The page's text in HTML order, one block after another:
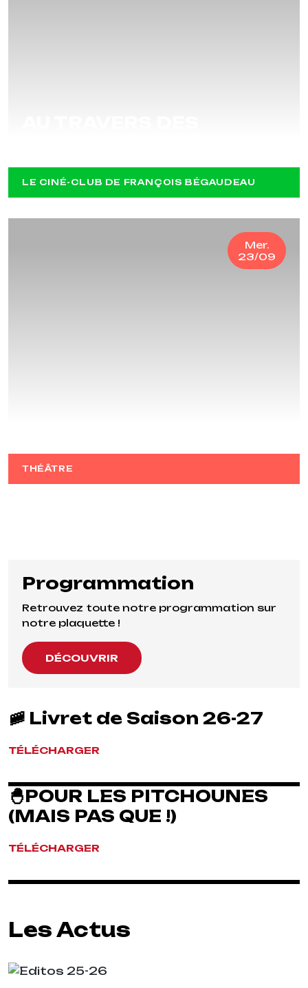
LE CINÉ-CLUB DE FRANÇOIS BÉGAUDEAU
Mer.
23/09
THÉÂTRE
Programmation
Retrouvez toute notre programmation sur
notre plaquette !
DÉCOUVRIR
🚞 Livret de Saison 26-27
TÉLÉCHARGER
​🐣​POUR LES PITCHOUNES
(MAIS PAS QUE !)
TÉLÉCHARGER
Les Actus